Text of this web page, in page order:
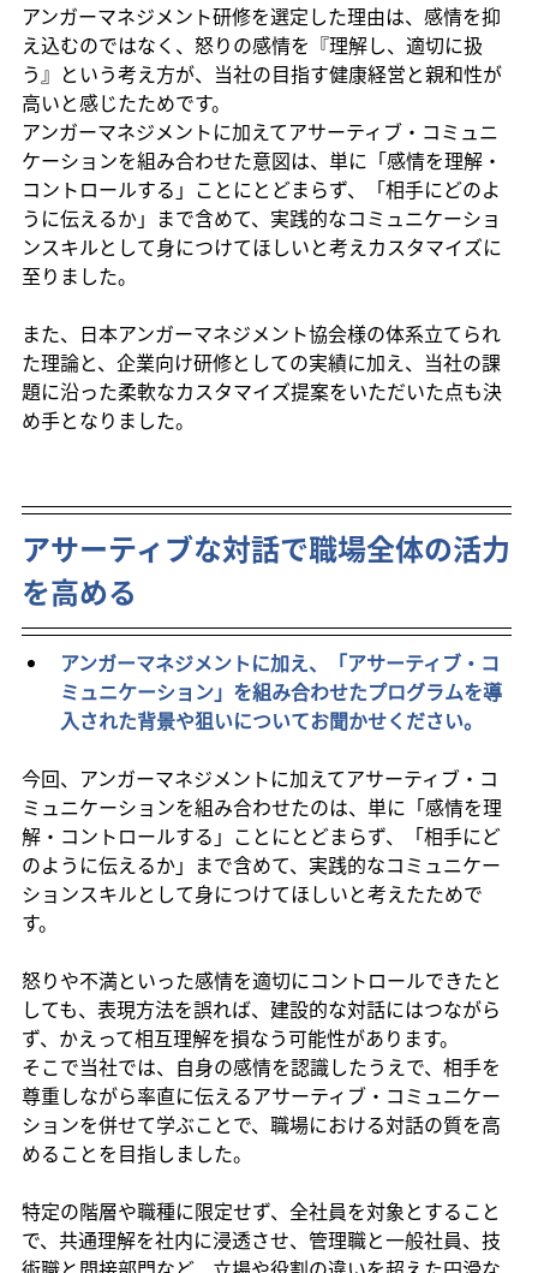
アンガーマネジメント研修を選定した理由は、感情を抑
え込むのではなく、怒りの感情を『理解し、適切に扱
う』という考え方が、当社の目指す健康経営と親和性が
高いと感じたためです。
アンガーマネジメントに加えてアサーティブ・コミュニ
ケーションを組み合わせた意図は、単に「感情を理解・
コントロールする」ことにとどまらず、「相手にどのよ
うに伝えるか」まで含めて、実践的なコミュニケーショ
ンスキルとして身につけてほしいと考えカスタマイズに
至りました。
また、日本アンガーマネジメント協会様の体系立てられ
た理論と、企業向け研修としての実績に加え、当社の課
題に沿った柔軟なカスタマイズ提案をいただいた点も決
め手となりました。
アサーティブな対話で職場全体の活力
を高める
アンガーマネジメントに加え、「アサーティブ・コ
ミュニケーション」を組み合わせたプログラムを導
入された背景や狙いについてお聞かせください。
今回、アンガーマネジメントに加えてアサーティブ・コ
ミュニケーションを組み合わせたのは、単に「感情を理
解・コントロールする」ことにとどまらず、「相手にど
のように伝えるか」まで含めて、実践的なコミュニケー
ションスキルとして身につけてほしいと考えたためで
す。
怒りや不満といった感情を適切にコントロールできたと
しても、表現方法を誤れば、建設的な対話にはつながら
ず、かえって相互理解を損なう可能性があります。
そこで当社では、自身の感情を認識したうえで、相手を
尊重しながら率直に伝えるアサーティブ・コミュニケー
ションを併せて学ぶことで、職場における対話の質を高
めることを目指しました。
特定の階層や職種に限定せず、全社員を対象とすること
で、共通理解を社内に浸透させ、管理職と一般社員、技